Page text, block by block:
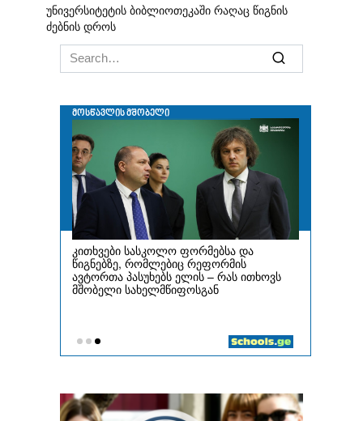
უნივერსიტეტის ბიბლიოთეკაში რაღაც წიგნის
ძებნის დროს
Search
for: